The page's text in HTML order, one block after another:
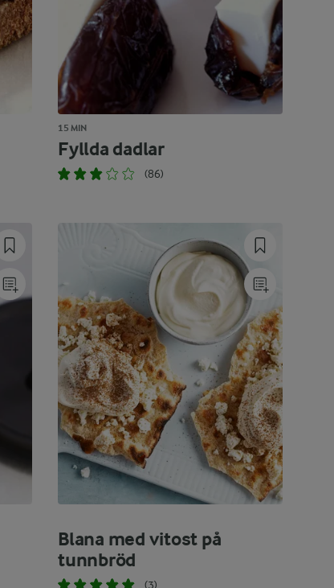
15 MIN
Fyllda dadlar
(86)
Blana med vitost på
tunnbröd
(3)